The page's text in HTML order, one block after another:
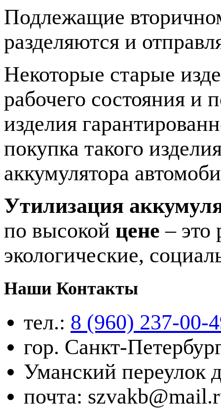
Подлежащие
разделяются и
Некоторые старые
рабочего состояния и
изделия
покупка такого
аккумулятора
Утилизация
по высокой цене – это
экологические,
Наши Контакты
тел.: 8 (960) 237-00-
гор. Санкт-
Уманский переулок
почта: